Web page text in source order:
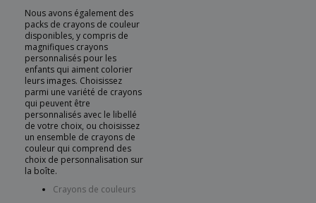
Nous avons également des
packs de crayons de couleur
disponibles, y compris de
magnifiques crayons
personnalisés pour les
enfants qui aiment colorier
leurs images. Choisissez
parmi une variété de crayons
qui peuvent être
personnalisés avec le libellé
de votre choix, ou choisissez
un ensemble de crayons de
couleur qui comprend des
choix de personnalisation sur
la boîte.
Crayons de couleurs